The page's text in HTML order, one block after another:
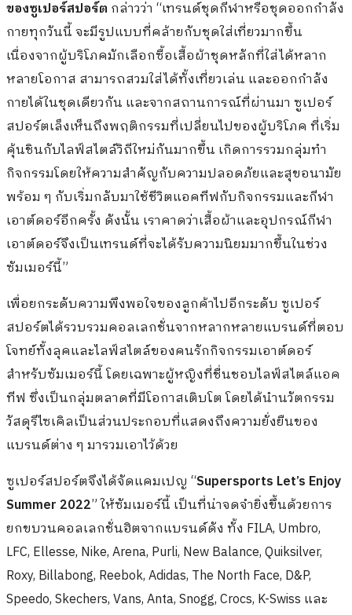
ของซูเปอร์สปอร์ต กล่าวว่า “เทรนด์ชุดกีฬาหรือชุดออกกำลัง
กายทุกวันนี้ จะมีรูปแบบที่คล้ายกับชุดใส่เที่ยวมากขึ้น
เนื่องจากผู้บริโภคมักเลือกซื้อเสื้อผ้าชุดหลักที่ใส่ได้หลาก
หลายโอกาส สามารถสวมใส่ได้ทั้งเที่ยวเล่น และออกกำลัง
กายได้ในชุดเดียวกัน และจากสถานการณ์ที่ผ่านมา ซูเปอร์
สปอร์ตเล็งเห็นถึงพฤติกรรมที่เปลี่ยนไปของผู้บริโภค ที่เริ่ม
คุ้นชินกับไลฟ์สไตล์วิถีใหม่กันมากขึ้น เกิดการรวมกลุ่มทำ
กิจกรรมโดยให้ความสำคัญกับความปลอดภัยและสุขอนามัย
พร้อม ๆ กับเริ่มกลับมาใช้ชีวิตแอคทีฟกับกิจกรรมและกีฬา
เอาต์ดอร์อีกครั้ง ดังนั้น เราคาดว่าเสื้อผ้าและอุปกรณ์กีฬา
เอาต์ดอร์จึงเป็นเทรนด์ที่จะได้รับความนิยมมากขึ้นในช่วง
ซัมเมอร์นี้”
เพื่อยกระดับความพึงพอใจของลูกค้าไปอีกระดับ ซูเปอร์
สปอร์ตได้รวบรวมคอลเลกชั่นจากหลากหลายแบรนด์ที่ตอบ
โจทย์ทั้งลุคและไลฟ์สไตล์ของคนรักกิจกรรมเอาต์ดอร์
สำหรับซัมเมอร์นี้ โดยเฉพาะผู้หญิงที่ชื่นชอบไลฟ์สไตล์แอค
ทีฟ ซึ่งเป็นกลุ่มตลาดที่มีโอกาสเติบโต โดยได้นำนวัตกรรม
วัสดุรีไซเคิลเป็นส่วนประกอบที่แสดงถึงความยั่งยืนของ
แบรนด์ต่าง ๆ มารวมเอาไว้ด้วย
ซูเปอร์สปอร์ตจึงได้จัดแคมเปญ “Supersports Let’s Enjoy
Summer 2022” ให้ซัมเมอร์นี้ เป็นที่น่าจดจำยิ่งขึ้นด้วยการ
ยกขบวนคอลเลกชั่นฮิตจากแบรนด์ดัง ทั้ง FILA, Umbro,
LFC, Ellesse, Nike, Arena, Purli, New Balance, Quiksilver,
Roxy, Billabong, Reebok, Adidas, The North Face, D&P,
Speedo, Skechers, Vans, Anta, Snogg, Crocs, K-Swiss และ